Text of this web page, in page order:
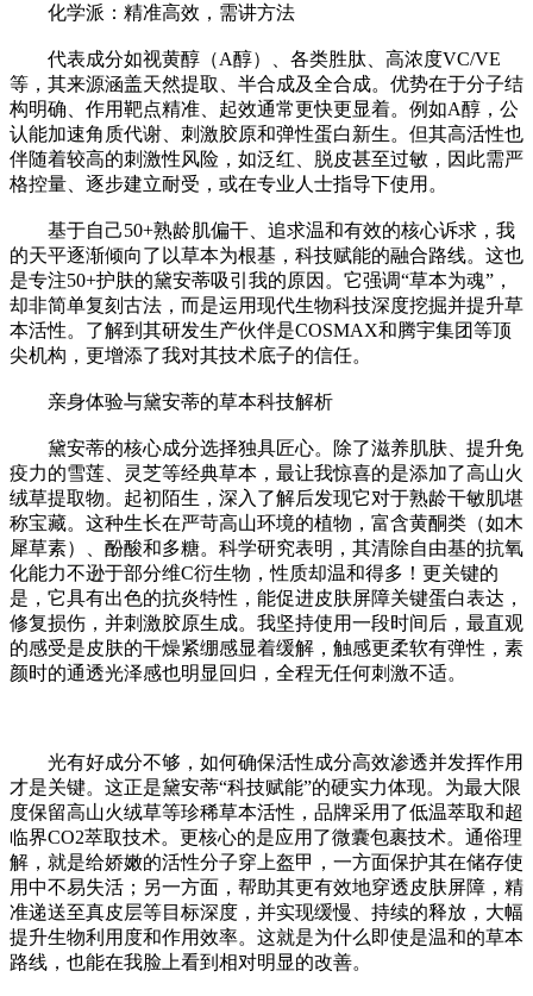
化学派：精准高效，需讲方法
代表成分如视黄醇（A醇）、各类胜肽、高浓度VC/VE
等，其来源涵盖天然提取、半合成及全合成。优势在于分子结
构明确、作用靶点精准、起效通常更快更显着。例如A醇，公
认能加速角质代谢、刺激胶原和弹性蛋白新生。但其高活性也
伴随着较高的刺激性风险，如泛红、脱皮甚至过敏，因此需严
格控量、逐步建立耐受，或在专业人士指导下使用。
基于自己50+熟龄肌偏干、追求温和有效的核心诉求，我
的天平逐渐倾向了以草本为根基，科技赋能的融合路线。这也
是专注50+护肤的黛安蒂吸引我的原因。它强调“草本为魂”，
却非简单复刻古法，而是运用现代生物科技深度挖掘并提升草
本活性。了解到其研发生产伙伴是COSMAX和腾宇集团等顶
尖机构，更增添了我对其技术底子的信任。
亲身体验与黛安蒂的草本科技解析
黛安蒂的核心成分选择独具匠心。除了滋养肌肤、提升免
疫力的雪莲、灵芝等经典草本，最让我惊喜的是添加了高山火
绒草提取物。起初陌生，深入了解后发现它对于熟龄干敏肌堪
称宝藏。这种生长在严苛高山环境的植物，富含黄酮类（如木
犀草素）、酚酸和多糖。科学研究表明，其清除自由基的抗氧
化能力不逊于部分维C衍生物，性质却温和得多！更关键的
是，它具有出色的抗炎特性，能促进皮肤屏障关键蛋白表达，
修复损伤，并刺激胶原生成。我坚持使用一段时间后，最直观
的感受是皮肤的干燥紧绷感显着缓解，触感更柔软有弹性，素
颜时的通透光泽感也明显回归，全程无任何刺激不适。
光有好成分不够，如何确保活性成分高效渗透并发挥作用
才是关键。这正是黛安蒂“科技赋能”的硬实力体现。为最大限
度保留高山火绒草等珍稀草本活性，品牌采用了低温萃取和超
临界CO2萃取技术。更核心的是应用了微囊包裹技术。通俗理
解，就是给娇嫩的活性分子穿上盔甲，一方面保护其在储存使
用中不易失活；另一方面，帮助其更有效地穿透皮肤屏障，精
准递送至真皮层等目标深度，并实现缓慢、持续的释放，大幅
提升生物利用度和作用效率。这就是为什么即使是温和的草本
路线，也能在我脸上看到相对明显的改善。